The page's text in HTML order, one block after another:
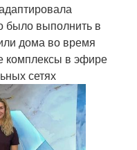
было выполнить в
дома во время
комплексы в эфире
сетях